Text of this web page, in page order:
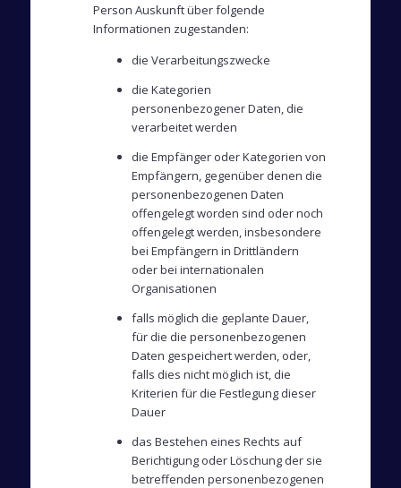
Person Auskunft über folgende
Informationen zugestanden:
die Verarbeitungszwecke
die Kategorien
personenbezogener Daten, die
verarbeitet werden
die Empfänger oder Kategorien von
Empfängern, gegenüber denen die
personenbezogenen Daten
offengelegt worden sind oder noch
offengelegt werden, insbesondere
bei Empfängern in Drittländern
oder bei internationalen
Organisationen
falls möglich die geplante Dauer,
für die die personenbezogenen
Daten gespeichert werden, oder,
falls dies nicht möglich ist, die
Kriterien für die Festlegung dieser
Dauer
das Bestehen eines Rechts auf
Berichtigung oder Löschung der sie
betreffenden personenbezogenen